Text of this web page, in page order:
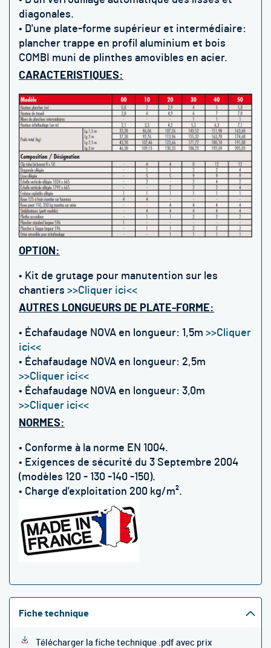
diagonales.
• D'une plate-forme supérieur et intermédiaire:
plancher trappe en profil aluminium et bois
COMBI muni de plinthes amovibles en acier.
CARACTERISTIQUES:
OPTION:
• Kit de grutage pour manutention sur les
chantiers >>Cliquer ici<<
AUTRES LONGUEURS DE PLATE-FORME:
• Échafaudage NOVA en longueur: 1,5m >>Cliquer
ici<<
• Échafaudage NOVA en longueur: 2,5m
>>Cliquer ici<<
• Échafaudage NOVA en longueur: 3,0m
>>Cliquer ici<<
NORMES:
• Conforme à la norme EN 1004.
• Exigences de sécurité du 3 Septembre 2004
(modèles 120 - 130 -140 -150).
• Charge d'exploitation 200 kg/m².
Fiche technique
Télécharger la fiche technique .pdf avec prix